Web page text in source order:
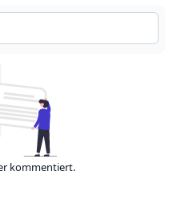
kommentiert.